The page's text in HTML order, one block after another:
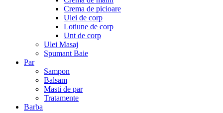
Crema de picioare
Ulei de corp
Lotiune de corp
Unt de corp
Ulei Masaj
Spumant Baie
Par
Sampon
Balsam
Masti de par
Tratamente
Barba